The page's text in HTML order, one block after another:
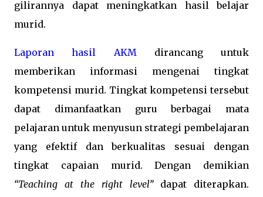
gilirannya dapat meningkatkan hasil belajar
murid.
Laporan hasil AKM dirancang untuk
memberikan informasi mengenai tingkat
kompetensi murid. Tingkat kompetensi tersebut
dapat dimanfaatkan guru berbagai mata
pelajaran untuk menyusun strategi pembelajaran
yang efektif dan berkualitas sesuai dengan
tingkat capaian murid. Dengan demikian
“Teaching at the right level”dapat diterapkan.